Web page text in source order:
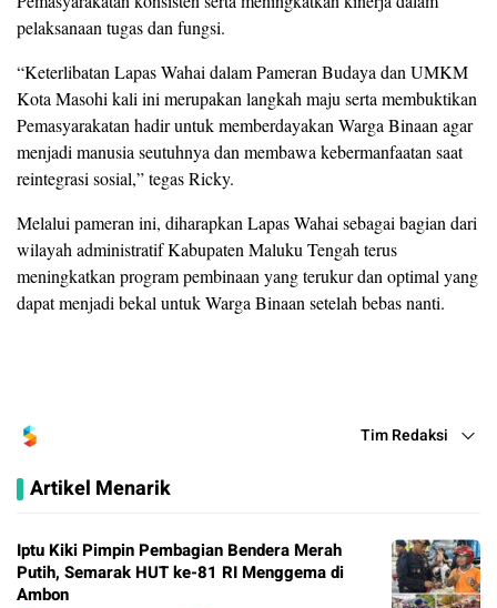
pelaksanaan tugas dan fungsi.
“Keterlibatan Lapas Wahai dalam Pameran Budaya dan UMKM
Kota Masohi kali ini merupakan langkah maju serta membuktikan
Pemasyarakatan hadir untuk memberdayakan Warga Binaan agar
menjadi manusia seutuhnya dan membawa kebermanfaatan saat
reintegrasi sosial,” tegas Ricky.
Melalui pameran ini, diharapkan Lapas Wahai sebagai bagian dari
wilayah administratif Kabupaten Maluku Tengah terus
meningkatkan program pembinaan yang terukur dan optimal yang
dapat menjadi bekal untuk Warga Binaan setelah bebas nanti.
Tim Redaksi
Artikel Menarik
Iptu Kiki Pimpin Pembagian Bendera Merah
Putih, Semarak HUT ke-81 RI Menggema di
Ambon